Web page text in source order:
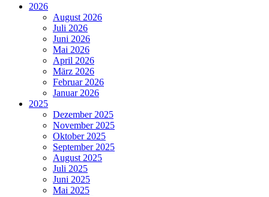
2026
August 2026
Juli 2026
Juni 2026
Mai 2026
April 2026
März 2026
Februar 2026
Januar 2026
2025
Dezember 2025
November 2025
Oktober 2025
September 2025
August 2025
Juli 2025
Juni 2025
Mai 2025